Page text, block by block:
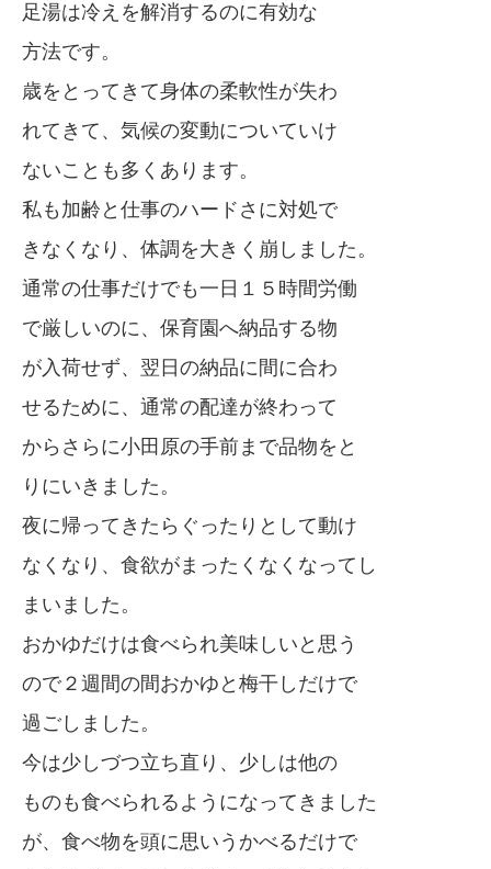
足湯は冷えを解消するのに有効な
方法です。
歳をとってきて身体の柔軟性が失わ
れてきて、気候の変動についていけ
ないことも多くあります。
私も加齢と仕事のハードさに対処で
きなくなり、体調を大きく崩しました。
通常の仕事だけでも一日１５時間労働
で厳しいのに、保育園へ納品する物
が入荷せず、翌日の納品に間に合わ
せるために、通常の配達が終わって
からさらに小田原の手前まで品物をと
りにいきました。
夜に帰ってきたらぐったりとして動け
なくなり、食欲がまったくなくなってし
まいました。
おかゆだけは食べられ美味しいと思う
ので２週間の間おかゆと梅干しだけで
過ごしました。
今は少しづつ立ち直り、少しは他の
ものも食べられるようになってきました
が、食べ物を頭に思いうかべるだけで